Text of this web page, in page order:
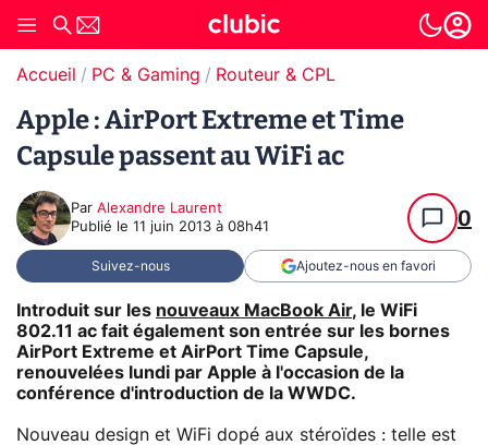
Accueil PC & Gaming Routeur & CPL
Apple : AirPort Extreme et Time
Capsule passent au WiFi ac
Par Alexandre Laurent
Publié le 11 juin 2013 à 08h41 0
Suivez-nous Ajoutez-nous en favori
Introduit sur les nouveaux MacBook Air, le WiFi
802.11 ac fait également son entrée sur les bornes
AirPort Extreme et AirPort Time Capsule,
renouvelées lundi par Apple à l'occasion de la
conférence d'introduction de la WWDC.
Nouveau design et WiFi dopé aux stéroïdes : telle est